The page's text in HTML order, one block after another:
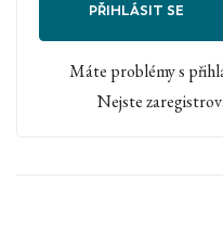
PŘIHLÁSIT SE
Máte problémy s
Nejste